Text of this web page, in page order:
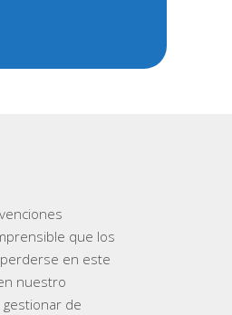
que los
en este
nuestro
de